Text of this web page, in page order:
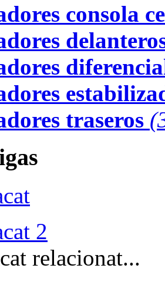
consola
traseros
2
relacionat...